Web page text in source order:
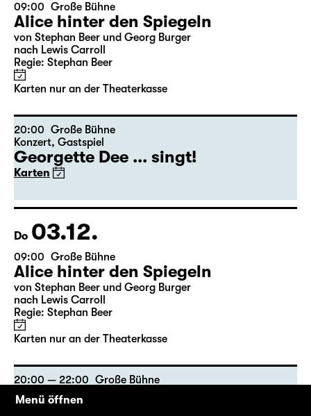
09:00 Große Bühne
Alice hinter den Spiegeln
von Stephan Beer und Georg Burger
nach Lewis Carroll
Regie: Stephan Beer
Karten nur an der Theaterkasse
20:00 Große Bühne
Konzert, Gastspiel
Georgette Dee ... singt!
Karten
Do 03.12.
09:00 Große Bühne
Alice hinter den Spiegeln
von Stephan Beer und Georg Burger
nach Lewis Carroll
Regie: Stephan Beer
Karten nur an der Theaterkasse
20:00 — 22:00 Große Bühne
Gastspiel
A Christmas Carol
Menü öffnen